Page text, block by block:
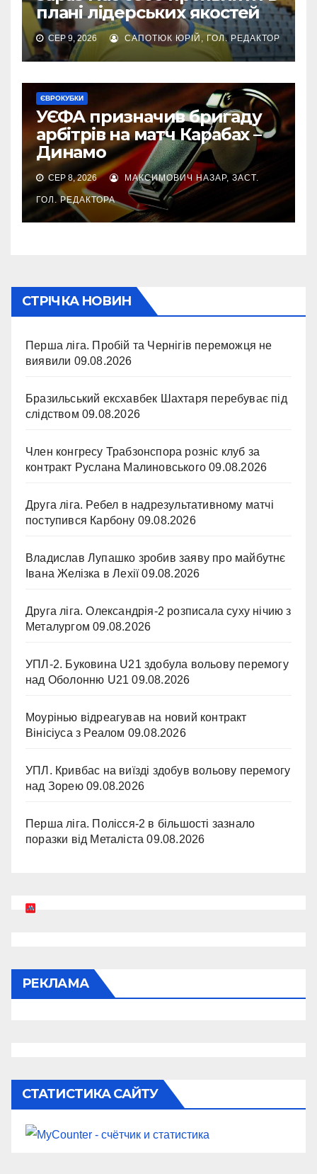
плані лідерських якостей
СЕР 9, 2026 САПОТЮК ЮРІЙ, ГОЛ. РЕДАКТОР
ЄВРОКУБКИ
УЄФА призначив бригаду
арбітрів на матч Карабах –
Динамо
СЕР 8, 2026 МАКСИМОВИЧ НАЗАР, ЗАСТ.
ГОЛ. РЕДАКТОРА
СТРІЧКА НОВИН
Перша ліга. Пробій та Чернігів переможця не
виявили 09.08.2026
Бразильський ексхавбек Шахтаря перебуває під
слідством 09.08.2026
Член конгресу Трабзонспора розніс клуб за
контракт Руслана Малиновського 09.08.2026
Друга ліга. Ребел в надрезультативному матчі
поступився Карбону 09.08.2026
Владислав Лупашко зробив заяву про майбутнє
Івана Желізка в Лехії 09.08.2026
Друга ліга. Олександрія-2 розписала суху нічию з
Металургом 09.08.2026
УПЛ-2. Буковина U21 здобула вольову перемогу
над Оболонню U21 09.08.2026
Моурінью відреагував на новий контракт
Вінісіуса з Реалом 09.08.2026
УПЛ. Кривбас на виїзді здобув вольову перемогу
над Зорею 09.08.2026
Перша ліга. Полісся-2 в більшості зазнало
поразки від Металіста 09.08.2026
РЕКЛАМА
СТАТИСТИКА САЙТУ